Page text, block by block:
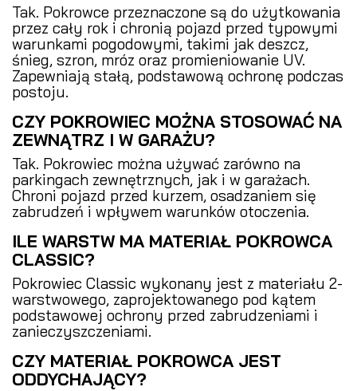
Tak. Pokrowce przeznaczone są do użytkowania
przez cały rok i chronią pojazd przed typowymi
warunkami pogodowymi, takimi jak deszcz,
śnieg, szron, mróz oraz promieniowanie UV.
Zapewniają stałą, podstawową ochronę podczas
postoju.
CZY POKROWIEC MOŻNA STOSOWAĆ NA
ZEWNĄTRZ I W GARAŻU?
Tak. Pokrowiec można używać zarówno na
parkingach zewnętrznych, jak i w garażach.
Chroni pojazd przed kurzem, osadzaniem się
zabrudzeń i wpływem warunków otoczenia.
ILE WARSTW MA MATERIAŁ POKROWCA
CLASSIC?
Pokrowiec Classic wykonany jest z materiału 2-
warstwowego, zaprojektowanego pod kątem
podstawowej ochrony przed zabrudzeniami i
zanieczyszczeniami.
CZY MATERIAŁ POKROWCA JEST
ODDYCHAJĄCY?